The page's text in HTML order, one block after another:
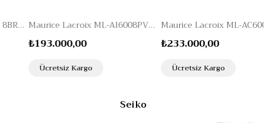
Maurice Lacroix ML-AI6008PVY13130-1 Erkek Kol Saati
₺193.000,00
Ücretsiz Kargo
Maurice Lacroix ML-AC6008SSL40330-4 Erkek Kol Saati
₺233.000,00
Ücretsiz Kargo
Seiko